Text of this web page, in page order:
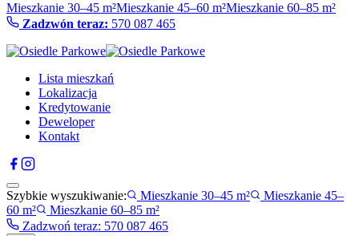
Mieszkanie 30–45 m²Mieszkanie 45–60 m²Mieszkanie 60–85 m²
Zadzwón teraz: 570 087 465
Lista mieszkań
Lokalizacja
Kredytowanie
Deweloper
Kontakt
Szybkie wyszukiwanie: Mieszkanie 30–45 m²
Mieszkanie 45–
60 m²
Mieszkanie 60–85 m²
Zadzwoń teraz: 570 087 465